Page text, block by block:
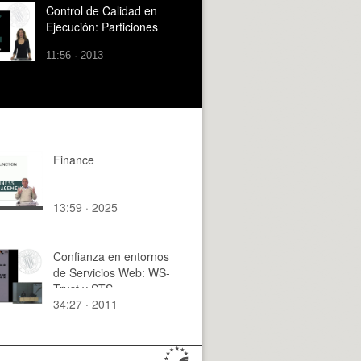
Control de Calidad en
Ejecución: Particiones
11:56 · 2013
Finance
13:59 · 2025
Confianza en entornos
de Servicios Web: WS-
Trust y STS
34:27 · 2011